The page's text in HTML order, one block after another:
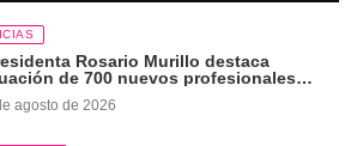
Rosario Murillo destaca
de 700 nuevos profesionales
Presidente
agosto de 2026